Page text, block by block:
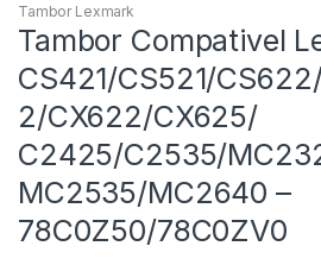
Tambor Lexmark
Tambor Compativel
CS421/CS521/
2/CX622/CX625/
C2425/C2535/
MC2535/MC2640 –
78C0Z50/78C0ZV0